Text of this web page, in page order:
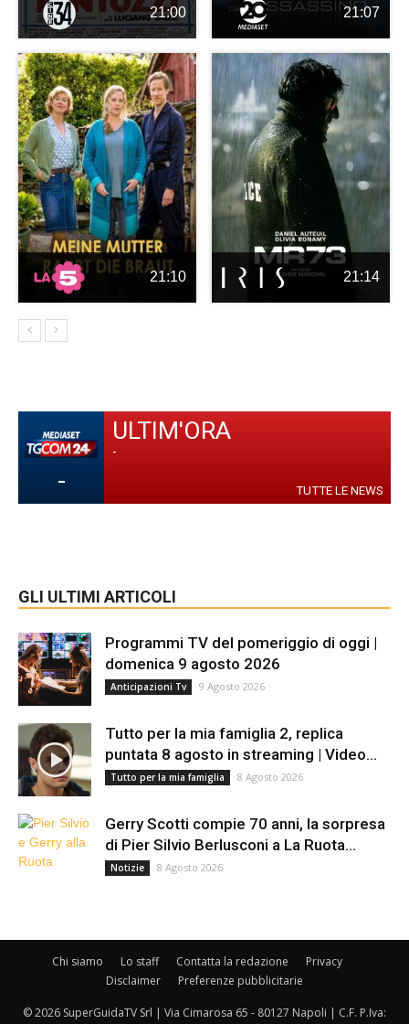
21:00 21:07
21:10 21:14
-
ULTIM'ORA
-
TUTTE LE NEWS
GLI ULTIMI ARTICOLI
Programmi TV del pomeriggio di oggi |
domenica 9 agosto 2026
Anticipazioni Tv 9 Agosto 2026
Tutto per la mia famiglia 2, replica
puntata 8 agosto in streaming | Video...
Tutto per la mia famiglia 8 Agosto 2026
Gerry Scotti compie 70 anni, la sorpresa
di Pier Silvio Berlusconi a La Ruota...
Notizie 8 Agosto 2026
Chi siamo Lo staff Contatta la redazione
Privacy
Disclaimer
Preferenze pubblicitarie
© 2026 SuperGuidaTV Srl | Via Cimarosa 65 - 80127 Napoli | C.F. P.Iva: